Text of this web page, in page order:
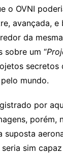
o OVNI
avançada,
da
sobre um “
secretos
mundo.
por
porém,
suposta
seria sim